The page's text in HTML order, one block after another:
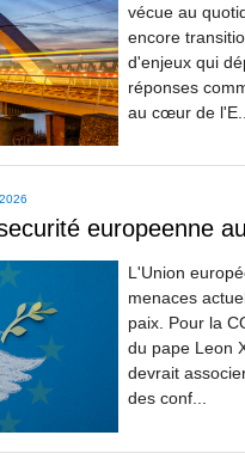
vécue au
encore
d'enjeux qui
réponses
au cœur de l'E...
europeenne
L'Union
menaces
paix. Pour la
du pape Leon
devrait
des conf...